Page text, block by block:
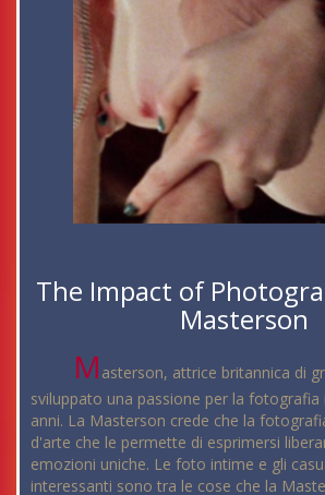
The Impact of
Masterson
M asterson, attrice britannica di
sviluppato una passione per la fotografia
anni. La Masterson crede che la
d'arte che le permette di esprimersi
emozioni uniche. Le foto intime e gli
interessanti sono tra le cose che la